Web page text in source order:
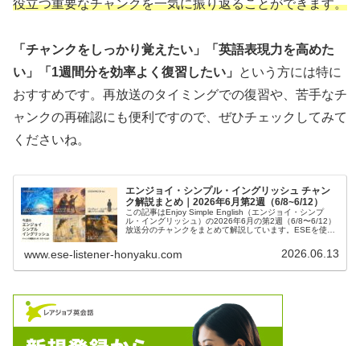
役立つ重要なチャンクを一気に振り返ることができます。
「チャンクをしっかり覚えたい」「英語表現力を高めた
い」「1週間分を効率よく復習したい」
という方には特に
おすすめです。再放送のタイミングでの復習や、苦手なチ
ャンクの再確認にも便利ですので、ぜひチェックしてみて
くださいね。
エンジョイ・シンプル・イングリッシュ チャン
ク解説まとめ｜2026年6月第2週（6/8~6/12）
この記事はEnjoy Simple English（エンジョイ・シンプ
ル・イングリッシュ）の2026年6月の第2週（6/8〜6/12）
放送分のチャンクをまとめて解説しています。ESEを使っ
英会話を習得したい方などの英語学習をサポートするため
に記事を作成しています。テキストで本文を確認したい方
ESEの和訳、単語やチャンクの解説をしています。ぜひご
www.ese-listener-honyaku.com 2026.06.13